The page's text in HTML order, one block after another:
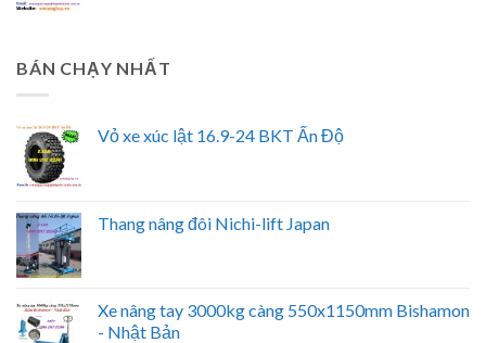
BÁN CHẠY NHẤT
Vỏ xe xúc lật 16.9-24 BKT Ấn Độ
Thang nâng đôi Nichi-lift Japan
Xe nâng tay 3000kg càng 550x1150mm Bishamon
- Nhật Bản